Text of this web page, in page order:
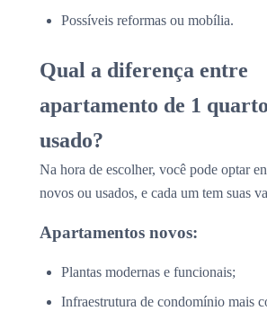
Possíveis reformas ou mobília.
Qual a diferença entre
apartamento de 1
usado?
Na hora de escolher, você pode optar
novos ou usados, e cada um tem suas
Apartamentos novos:
Plantas modernas e funcionais;
Infraestrutura de condomínio mais